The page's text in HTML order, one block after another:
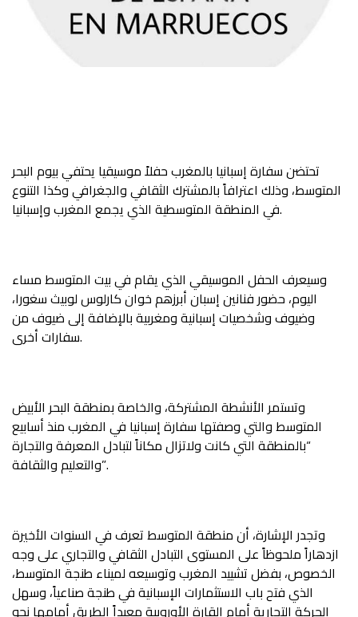
تحتضن سفارة إسبانيا بالمغرب حفلاً موسيقيا يحتفي بيوم البحر
المتوسط، وذلك اعترافاً بالمشترك الثقافي والجغرافي وكذا التنوع
في المنطقة المتوسطية الذي يجمع المغرب وإسبانيا.
وسيعرف الحفل الموسيقي الذي يقام في بيت المتوسط مساء
اليوم، حضور فنانين إسبان أبرزهم خوان كارلوس لوبيث سغورا،
وضيوف وشخصيات إسبانية ومغربية بالإضافة إلى ضيوف من
سفارات أخرى.
وتستمر الأنشطة المشتركة، والخاصة بمنطقة البحر الأبيض
المتوسط والتي وصفتها سفارة إسبانيا في المغرب منذ أسابيع
“بالمنطقة التي كانت ولاتزال مكاناً لتبادل المعرفة والتجارة
والتعليم والثقافة”.
وتجدر الإشارة، أن منطقة المتوسط تعرف في السنوات الأخيرة
ازدهاراً ملحوظاً على المستوى التبادل الثقافي والتجاري على وجه
الخصوص، بفضل تشييد المغرب وتوسيعه لميناء طنجة المتوسط،
الذي فتح باب الاستثمارات الإسبانية في طنجة صناعياً، وسهل
الحركة التجارية أمام القارة الأوروبية معبداً الطريق أمامها نحو